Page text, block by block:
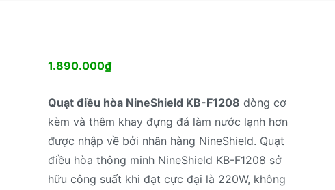
1.890.000₫
Quạt điều hòa NineShield KB-F1208 dòng cơ
kèm và thêm khay đựng đá làm nước lạnh hơn
được nhập về bởi nhãn hàng NineShield. Quạt
điều hòa thông minh NineShield KB-F1208 sở
hữu công suất khi đạt cực đại là 220W, không